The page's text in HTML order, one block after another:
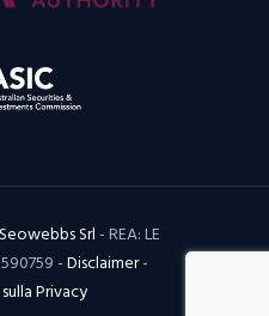
Seowebbs Srl- REA: LE
-Disclaimer-
Privacy